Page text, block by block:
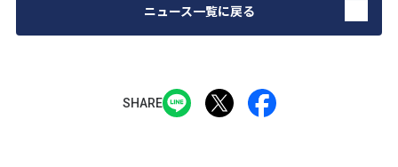
ニュース一覧に戻る
SHARE